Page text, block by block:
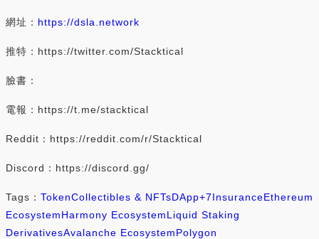
網址： https://dsla.network
推特：https://twitter.com/Stacktical
臉書：
電報：https://t.me/stacktical
Reddit：https://reddit.com/r/Stacktical
Discord：https://discord.gg/
Tags： TokenCollectibles & NFTsDApp+7InsuranceEthereum
EcosystemHarmony EcosystemLiquid Staking
DerivativesAvalanche EcosystemPolygon